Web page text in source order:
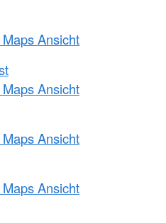
Ansicht
Ansicht
Ansicht
Ansicht